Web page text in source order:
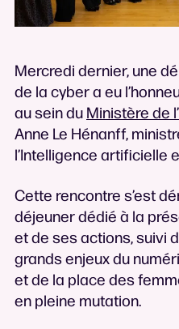
Mercredi dernier, une
de la cyber a eu
au sein du Ministère de
Anne Le Hénanff,
l’Intelligence artificielle
Cette rencontre s’est
déjeuner dédié à la
et de ses actions, suivi
grands enjeux du
et de la place des
en pleine mutation.